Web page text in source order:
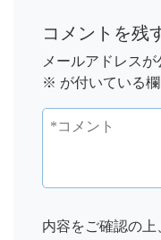
コメントを残
メールアドレスが
※ が付いている
内容をご確認の上